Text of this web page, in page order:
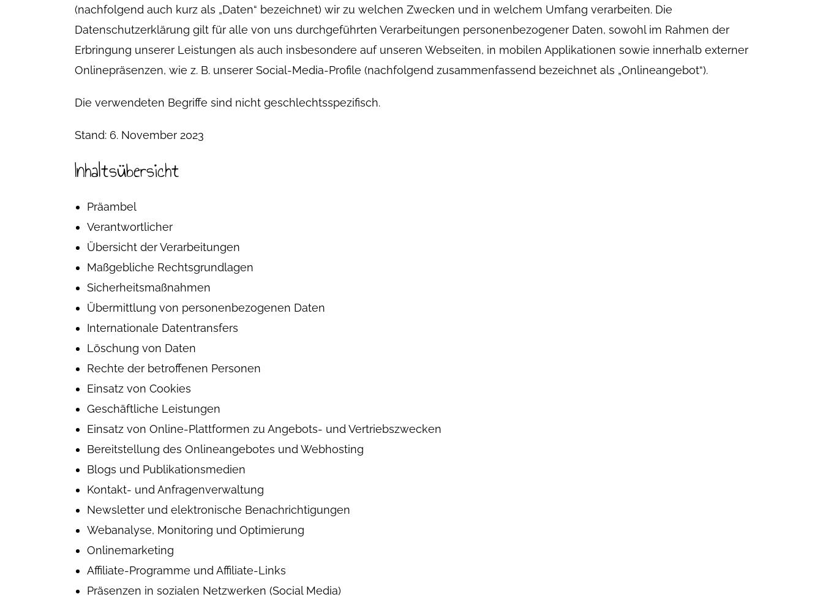
(nachfolgend auch kurz als „Daten“ bezeichnet) wir zu welchen Zwecken und in welchem Umfang verarbeiten. Die
Datenschutzerklärung gilt für alle von uns durchgeführten Verarbeitungen personenbezogener Daten, sowohl im Rahmen der
Erbringung unserer Leistungen als auch insbesondere auf unseren Webseiten, in mobilen Applikationen sowie innerhalb externer
Onlinepräsenzen, wie z. B. unserer Social-Media-Profile (nachfolgend zusammenfassend bezeichnet als „Onlineangebot“).
Die verwendeten Begriffe sind nicht geschlechtsspezifisch.
Stand: 6. November 2023
Inhaltsübersicht
Präambel
Verantwortlicher
Übersicht der Verarbeitungen
Maßgebliche Rechtsgrundlagen
Sicherheitsmaßnahmen
Übermittlung von personenbezogenen Daten
Internationale Datentransfers
Löschung von Daten
Rechte der betroffenen Personen
Einsatz von Cookies
Geschäftliche Leistungen
Einsatz von Online-Plattformen zu Angebots- und Vertriebszwecken
Bereitstellung des Onlineangebotes und Webhosting
Blogs und Publikationsmedien
Kontakt- und Anfragenverwaltung
Newsletter und elektronische Benachrichtigungen
Webanalyse, Monitoring und Optimierung
Onlinemarketing
Affiliate-Programme und Affiliate-Links
Präsenzen in sozialen Netzwerken (Social Media)